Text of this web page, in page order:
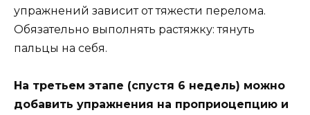
упражнений зависит от тяжести перелома.
Обязательно выполнять растяжку: тянуть
пальцы на себя.
На третьем этапе (спустя 6 недель) можно
добавить упражнения на проприоцепцию и